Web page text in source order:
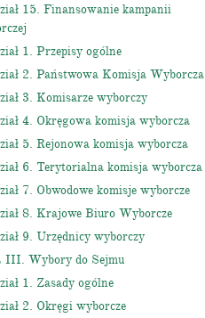
15. Finansowanie kampanii
1. Przepisy ogólne
2. Państwowa Komisja Wyborcza
3. Komisarze wyborczy
4. Okręgowa komisja wyborcza
5. Rejonowa komisja wyborcza
6. Terytorialna komisja wyborcza
7. Obwodowe komisje wyborcze
8. Krajowe Biuro Wyborcze
9. Urzędnicy wyborczy
Wybory do Sejmu
1. Zasady ogólne
2. Okręgi wyborcze